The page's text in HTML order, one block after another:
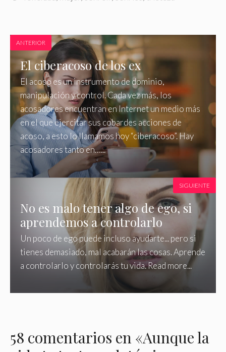
ANTERIOR
El ciberacoso de los ex
El acoso es un instrumento de dominio,
manipulación y control. Cada vez más, los
acosadores encuentran en Internet un medio más
en el que ejercitar sus cobardes acciones de
acoso, a esto lo llamamos hoy “ciberacoso”. Hay
acosadores tanto en…...
No es malo tener algo de ego, si
aprendemos a controlarlo
Un poco de ego puede incluso ayudarte... pero si
tienes demasiado, mal acabarán las cosas. Aprende
a controlarlo y controlarás tu vida. Read more...
SIGUIENTE
58 comentarios en «Aunque la